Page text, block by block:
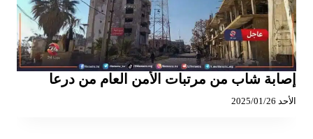
إصابة شاب من مرتبات الأمن العام من درعا
الأحد 2025/01/26